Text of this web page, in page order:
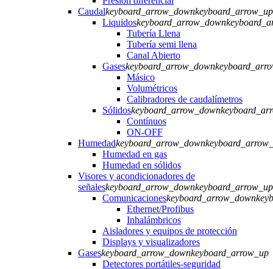
Caudalkeyboard_arrow_downkeyboard_arrow_up
Liquidoskeyboard_arrow_down
Tubería Llena
Tubería semi llena
Canal Abierto
Gaseskeyboard_arrow_down
Másico
Volumétricos
Calibradores de caudalímetros
Sólidoskeyboard_arrow_down
Contínuos
ON-OFF
Humedadkeyboard_arrow_down
Humedad en gas
Humedad en sólidos
Visores y acondicionadores de
señaleskeyboard_arrow_downkeyboard_arrow_up
Comunicacioneskeyboard_arrow_down
Ethernet/Profibus
Inhalámbricos
Aisladores y equipos de protección
Displays y visualizadores
Gaseskeyboard_arrow_downkeyboard_arrow_up
Detectores portátiles-seguridad